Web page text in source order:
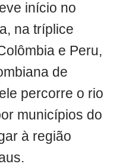
início no
na tríplice
e Peru,
de
percorre o rio
municípios do
à região